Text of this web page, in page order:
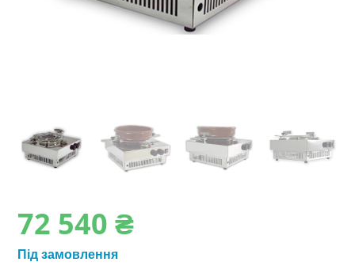
72‎ 540₴
Під замовлення